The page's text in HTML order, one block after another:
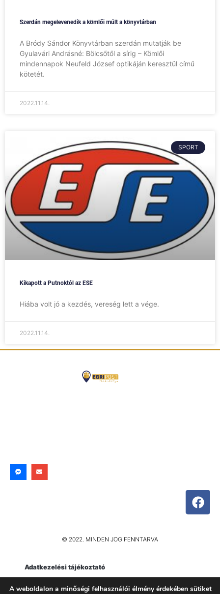
Szerdán megelevenedik a kömlői múlt a könyvtárban
A Bródy Sándor Könyvtárban szerdán mutatják be
Gyulavári Andrásné: Bölcsőtől a sírig – Kömlői
mindennapok Neufeld József optikáján keresztül című
kötetét.
2022.11.14.
SPORT
Kikapott a Putnoktól az ESE
Hiába volt jó a kezdés, vereség lett a vége.
2022.11.14.
© 2022. MINDEN JOG FENNTARVA
Adatkezelési tájékoztató
Impresszum
A weboldalon a minőségi felhasználói élmény érdekében sütiket